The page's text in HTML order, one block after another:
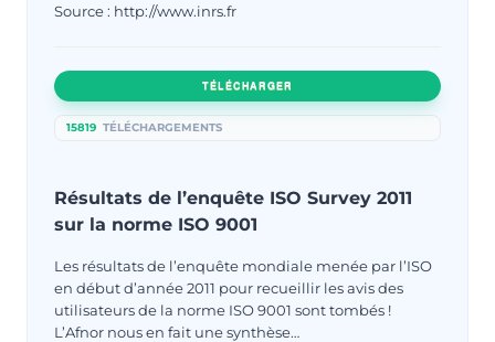
Source : http://www.inrs.fr
TÉLÉCHARGER
15819 TÉLÉCHARGEMENTS
Résultats de l’enquête ISO Survey 2011
sur la norme ISO 9001
Les résultats de l’enquête mondiale menée par l’ISO
en début d’année 2011 pour recueillir les avis des
utilisateurs de la norme ISO 9001 sont tombés !
L’Afnor nous en fait une synthèse…